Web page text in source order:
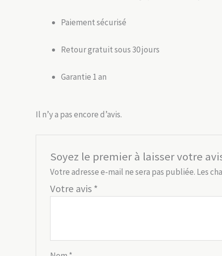
Paiement sécurisé
Retour gratuit sous 30 jours
Garantie 1 an
Il n’y a pas encore d’avis.
Soyez le premier à laisser votre
Votre adresse e-mail ne sera pas publiée. Les
Votre avis*